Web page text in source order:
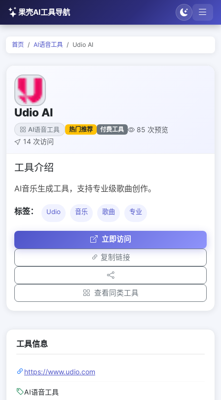
果壳AI工具导航
首页 AI语音工具 Udio AI
Udio AI
AI语音工具 热门推荐 付费工具
85 次预览
14 次访问
工具介绍
AI音乐生成工具，支持专业级歌曲创作。
标签： Udio 音乐 歌曲 专业
立即访问
复制链接
查看同类工具
工具信息
https://www.udio.com
AI语音工具